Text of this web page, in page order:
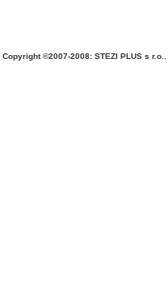
Copyright ©2007-2008: STEZI PLUS s r.o.